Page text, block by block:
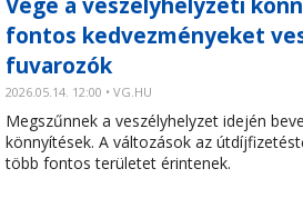
fontos kedvezményeket
fuvarozók
2026.05.14. 12:00 • VG.HU
Megszűnnek a veszélyhelyzet idején
könnyítések. A változások az
több fontos területet érintenek.